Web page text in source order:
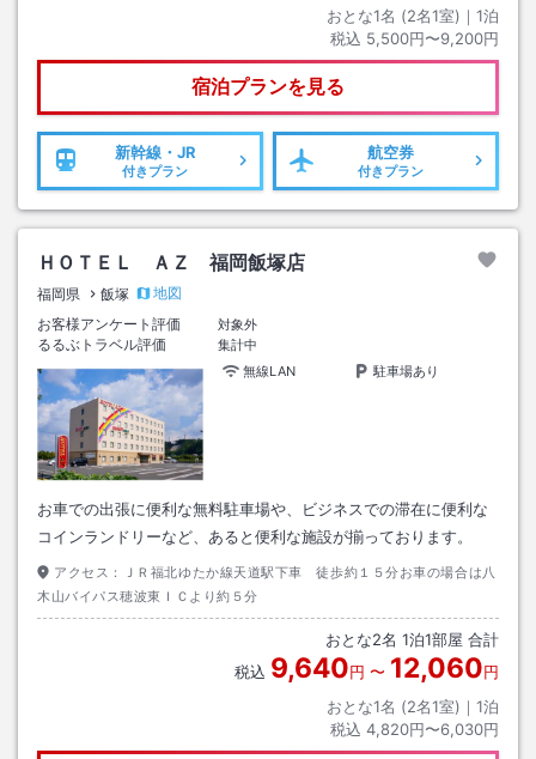
おとな1名 (2名1室)｜ 1泊
税込 5,500円〜9,200円
宿泊プランを見る
新幹線・JR
付きプラン
航空券
付きプラン
ＨＯＴＥＬ ＡＺ 福岡飯塚店
福岡県 飯塚
地図
お客様アンケート評価
対象外
るるぶトラベル評価
集計中
無線LAN
駐車場あり
お車での出張に便利な無料駐車場や、ビジネスでの滞在に便利な
コインランドリーなど、あると便利な施設が揃っております。
アクセス：
ＪＲ福北ゆたか線天道駅下車 徒歩約１５分お車の場合は八
木山バイパス穂波東ＩＣより約５分
おとな2名 1泊1部屋 合計
税込 9,640円 〜 12,060円
おとな1名 (2名1室)｜ 1泊
税込 4,820円〜6,030円